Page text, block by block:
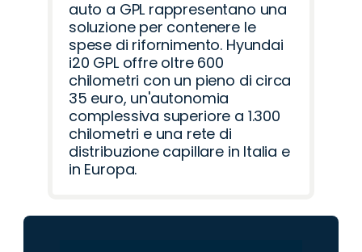
auto a GPL rappresentano una
soluzione per contenere le
spese di rifornimento. Hyundai
i20 GPL offre oltre 600
chilometri con un pieno di circa
35 euro, un'autonomia
complessiva superiore a 1.300
chilometri e una rete di
distribuzione capillare in Italia e
in Europa.